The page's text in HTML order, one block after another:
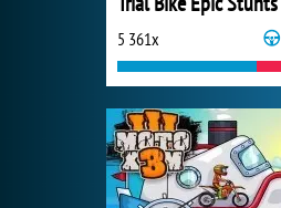
5 361x